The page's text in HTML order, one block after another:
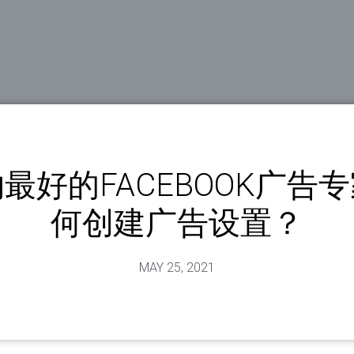
好的FACEBOOK广告
何创建广告设置？
MAY 25, 2021